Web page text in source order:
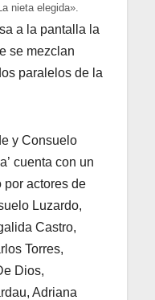
nieta elegida».
a la pantalla la
se mezclan
paralelos de la
y Consuelo
cuenta con un
actores de
Luzardo,
Castro,
Torres,
Dios,
Adriana